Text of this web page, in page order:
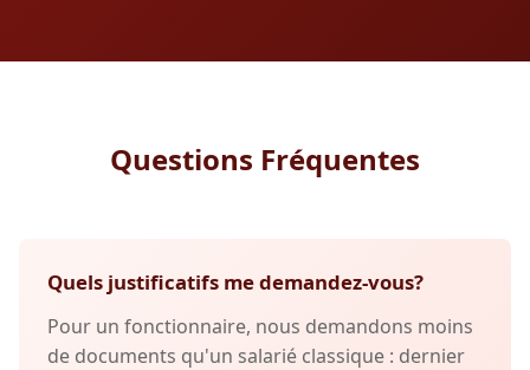
Questions Fréquentes
Quels justificatifs me demandez-vous?
Pour un fonctionnaire, nous demandons moins
de documents qu'un salarié classique : dernier